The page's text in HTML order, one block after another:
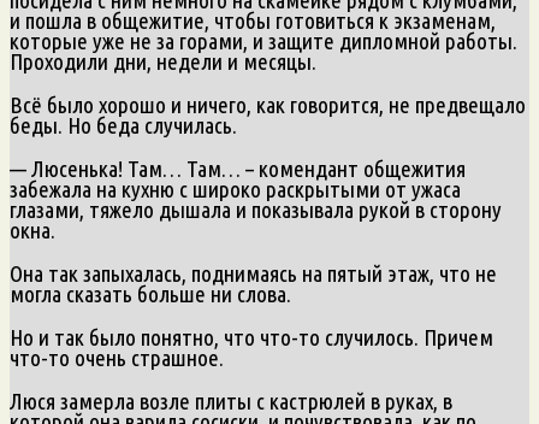
и пошла в общежитие, чтобы готовиться к экзаменам,
которые уже не за горами, и защите дипломной работы.
Проходили дни, недели и месяцы.
Всё было хорошо и ничего, как говорится, не предвещало
беды. Но беда случилась.
— Люсенька! Там… Там… – комендант общежития
забежала на кухню с широко раскрытыми от ужаса
глазами, тяжело дышала и показывала рукой в сторону
окна.
Она так запыхалась, поднимаясь на пятый этаж, что не
могла сказать больше ни слова.
Но и так было понятно, что что-то случилось. Причем
что-то очень страшное.
Люся замерла возле плиты с кастрюлей в руках, в